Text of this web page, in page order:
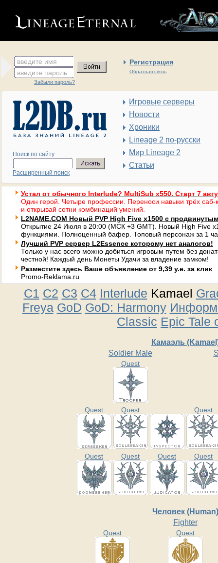
введите имя Регистрация
Обратная связь
введите пароль
Забыли пароль?
Поиск по сайту
Расширенный поиск
Игровые серверы
Новости
Хроники
Lineage 2 по-русски
Мир Lineage 2
Статьи
Устал от обычного Interlude? MultiSub x550. Старт 7
Один герой. Четыре профессии. Переноси навыки трёх саб-
и открывай сотни комбинаций умений.
L2NAME.COM Новый PVP High Five x1500 с
Открытие 24 Июля в 20:00 (МСК +3 GMT). Новый High Five
функциями. Полноценный бафер. Топовый персонаж за 1
Лучший PVP сервер L2Essence которому нет аналогов!
Только у нас всего можно добиться игровым путем без
честной! Каждый день Монеты Удачи за владение замком!
Разместите здесь Ваше объявление от 9,39 у.е. за клик
Promo-Reklama.ru
C1 C2 C3 C4 Interlude Kamael
Freya GoD GoD: Harmony
Classic Epic Tale
Камаэль
Soldier Male
Quest
Quest Quest Quest
Quest Quest Quest Quest
Человек (Human)
Fighter
Quest Quest